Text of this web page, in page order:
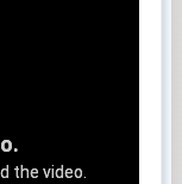
the video.